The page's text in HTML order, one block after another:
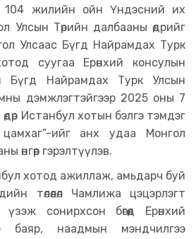
104 жилийн ойн Үндэсний их
Улсын Төрийн далбааны өдрийг
Улсаас Бүгд Найрамдах Турк
суугаа Ерөнхий консулын
Бүгд Найрамдах Турк Улсын
дэмжлэгтэйгээр 2025 оны 7
Истанбул хотын бэлгэ тэмдэг
ийг анх удаа Монгол
өнгөөр гэрэлтүүлэв.
хотод ажиллаж, амьдарч буй
төлөөлөл Чамлижа цэцэрлэгт
сонирхсон бөгөөд Ерөнхий
баяр, наадмын мэндчилгээ